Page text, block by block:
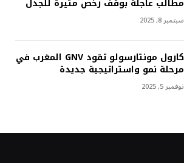
مطالب عاجلة بوقف رخص مثيرة للجدل
سبتمبر 8, 2025
كارول مونتارسولو تقود GNV المغرب في
مرحلة نمو واستراتيجية جديدة
نوفمبر 5, 2025